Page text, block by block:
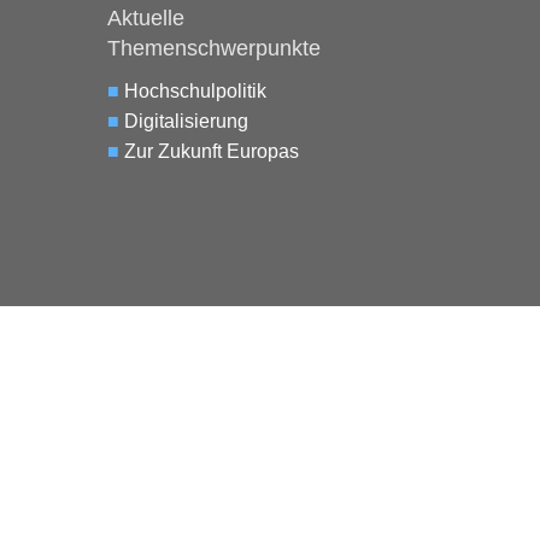
Aktuelle
Themenschwerpunkte
■ Hochschulpolitik
■ Digitalisierung
■ Zur Zukunft Europas